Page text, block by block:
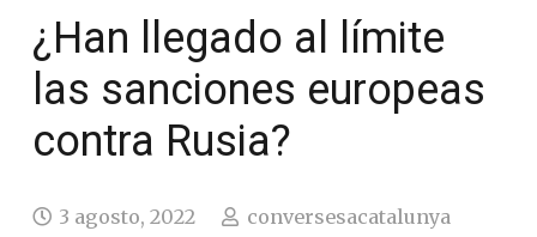
¿Han llegado al límite
las sanciones europeas
contra Rusia?
3 agosto, 2022
conversesacatalunya